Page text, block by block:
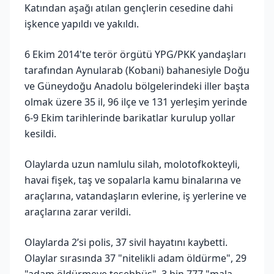
Katından aşağı atılan gençlerin cesedine dahi
işkence yapıldı ve yakıldı.
6 Ekim 2014'te terör örgütü YPG/PKK yandaşları
tarafından Aynularab (Kobani) bahanesiyle Doğu
ve Güneydoğu Anadolu bölgelerindeki iller başta
olmak üzere 35 il, 96 ilçe ve 131 yerleşim yerinde
6-9 Ekim tarihlerinde barikatlar kurulup yollar
kesildi.
Olaylarda uzun namlulu silah, molotofkokteyli,
havai fişek, taş ve sopalarla kamu binalarına ve
araçlarına, vatandaşların evlerine, iş yerlerine ve
araçlarına zarar verildi.
Olaylarda 2’si polis, 37 sivil hayatını kaybetti.
Olaylar sırasında 37 "nitelikli adam öldürme", 29